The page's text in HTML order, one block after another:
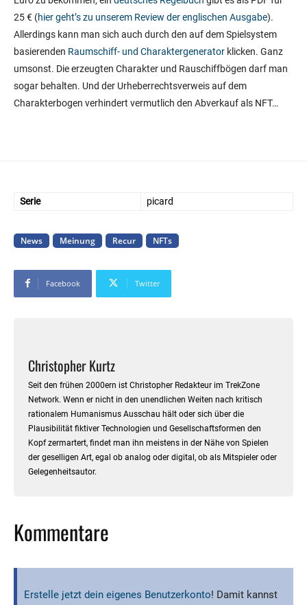
25 € (hier geht’s zu unserem Review der englischen Ausgabe).
Allerdings kann man sich auch durch den auf dem Spielsystem
basierenden Raumschiff- und Charaktergenerator klicken. Ganz
umsonst. Die erzeugten Charakter und Rauschiffbögen darf man
sogar behalten. Und der Urheberrechtsverweis auf dem
Charakterbogen verhindert vermutlich den Abverkauf als NFT…
Serie picard
News Meinung Recur NFTs
Facebook Twitter
Christopher Kurtz
Seit den frühen 2000ern ist Christopher Redakteur im TrekZone
Network. Wenn er nicht in den unendlichen Weiten nach kritisch
rationalem Humanismus Ausschau hält oder sich über die
Plausibilität fiktiver Technologien und Gesellschaftsformen den
Kopf zermartert, findet man ihn meistens in der Nähe von Spielen
der geselligen Art, egal ob analog oder digital, ob als Mitspieler oder
Gelegenheitsautor.
Kommentare
Erstelle jetzt dein eigenes Benutzerkonto! Damit kannst